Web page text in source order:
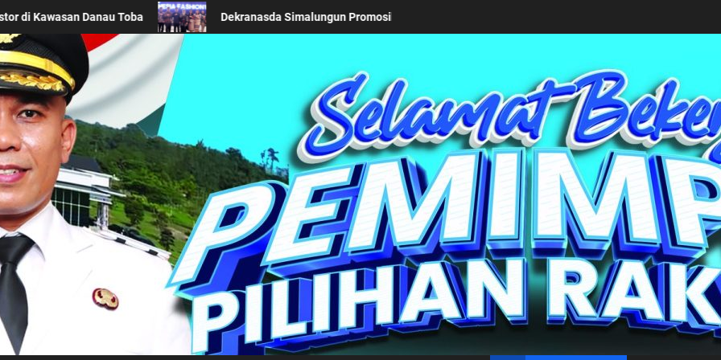
Daerah di Acara BTN Indonesia Fashion Week 2026 Keseriusan Pemkab Simalungun bersama Kemendagri Kawal
Simalungun